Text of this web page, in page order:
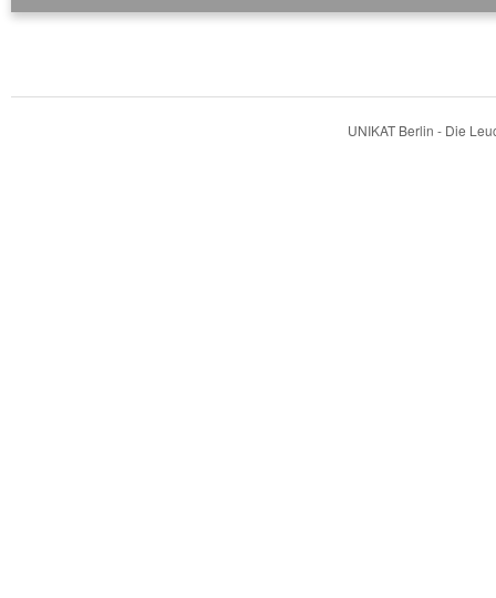
UNIKAT Berlin - Die